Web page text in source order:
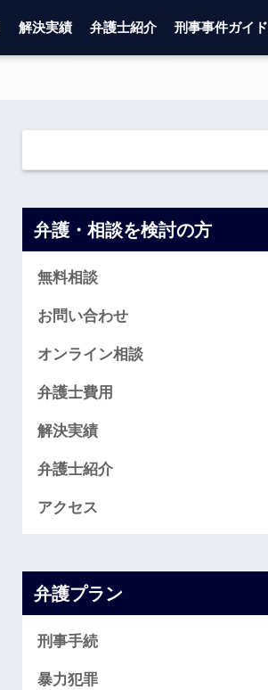
解決実績 弁護士紹介 刑事事件ガイド
弁護・相談を検討の方
無料相談
お問い合わせ
オンライン相談
弁護士費用
解決実績
弁護士紹介
アクセス
弁護プラン
刑事手続
暴力犯罪